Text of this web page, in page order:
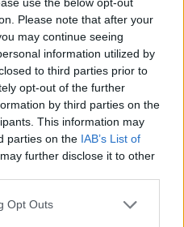
Please note that after your
may continue seeing
information utilized by
to third parties prior to
opt-out of the further
by third parties on the
This information may
parties on the IAB’s List of
further disclose it to other
Opt Outs